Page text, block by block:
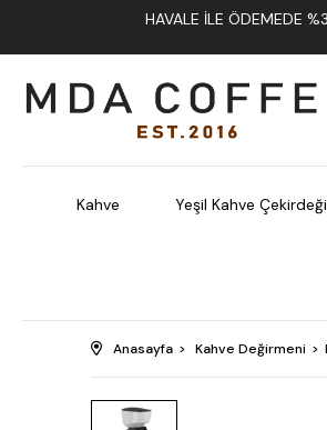
HAVALE İLE ÖDEMEDE
Kahve Yeşil Kahve Çekirdeği
Anasayfa Kahve Değirmeni